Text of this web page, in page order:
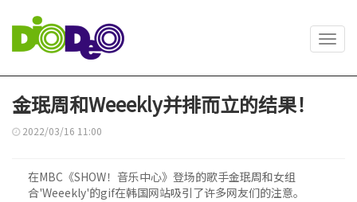
金珉周和Weeekly并排而立的结果！
2022/03/16 11:00
在MBC《SHOW！音乐中心》登场的歌手金珉周和女组
合'Weeekly'的gif在韩国网站吸引了许多网友们的注意。